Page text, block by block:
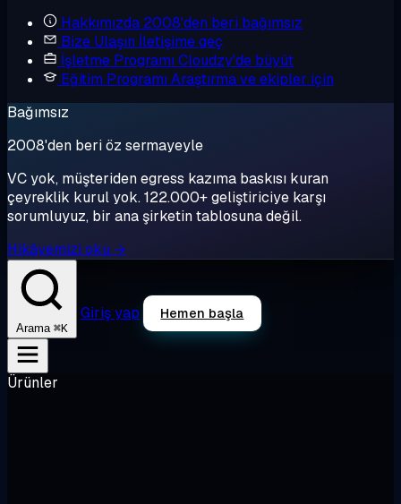
Hakkımızda 2008'den beri bağımsız
Bize Ulaşın İletişime geç
İşletme Programı Cloudzy'de büyüt
Eğitim Programı Araştırma ve ekipler için
Bağımsız
2008'den beri öz sermayeyle
VC yok, müşteriden egress kazıma baskısı kuran
çeyreklik kurul yok. 122.000+ geliştiriciye karşı
sorumluyuz, bir ana şirketin tablosuna değil.
Hikâyemizi oku →
Arama ⌘K
Giriş yap Hemen başla
Ürünler